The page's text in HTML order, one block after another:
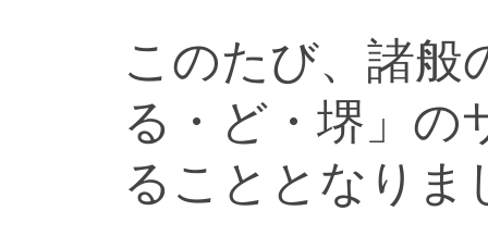
このたび、諸般
る・ど・堺」の
ることとなりま